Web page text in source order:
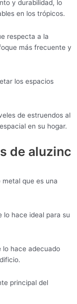
y durabilidad, lo
en los trópicos.
respecta a la
más frecuente y
los espacios
de estruendos al
en su hogar.
de aluzinc
metal que es una
lo hace ideal para su
lo hace adecuado
principal del